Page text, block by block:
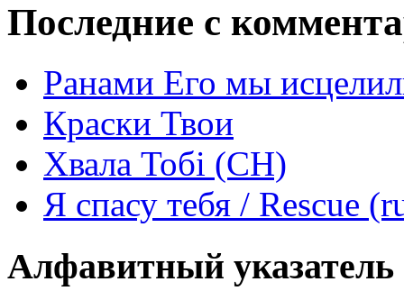
Последние с
Ранами Его мы
Краски Твои
Хвала Тобі (СН)
Я спасу тебя / Rescue
Алфавитный указатель